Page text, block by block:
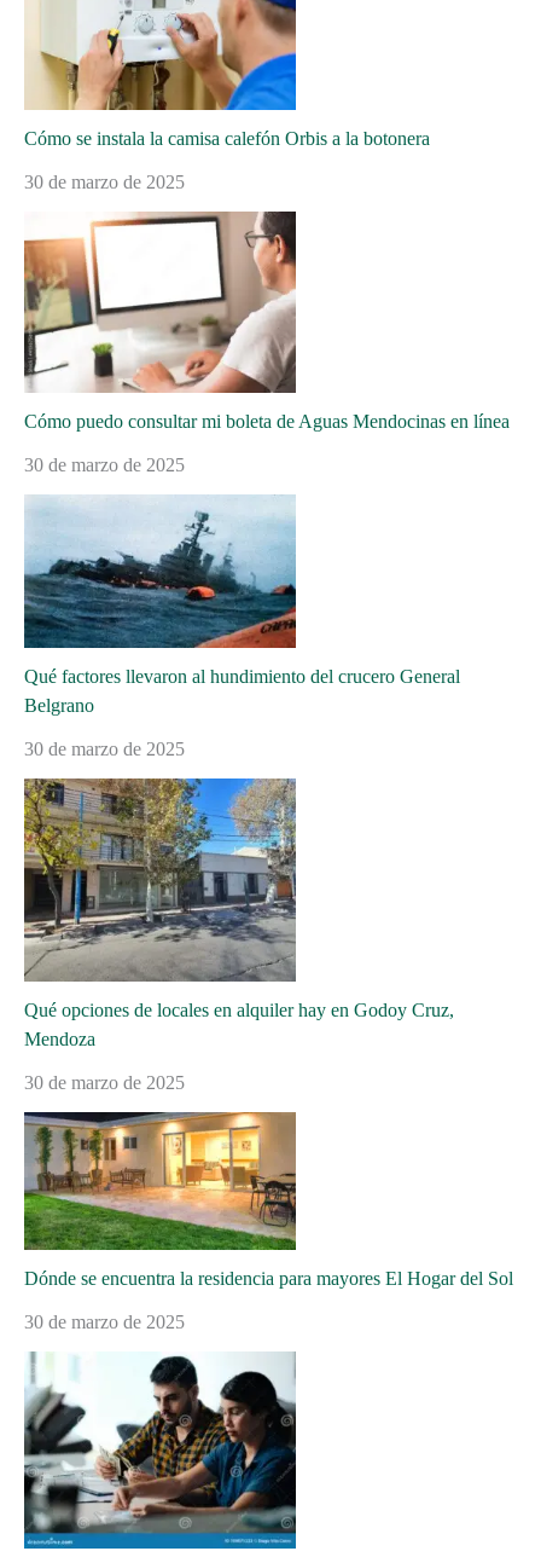
Cómo se instala la camisa calefón Orbis a la botonera
30 de marzo de 2025
Cómo puedo consultar mi boleta de Aguas Mendocinas en línea
30 de marzo de 2025
Qué factores llevaron al hundimiento del crucero General
Belgrano
30 de marzo de 2025
Qué opciones de locales en alquiler hay en Godoy Cruz,
Mendoza
30 de marzo de 2025
Dónde se encuentra la residencia para mayores El Hogar del Sol
30 de marzo de 2025